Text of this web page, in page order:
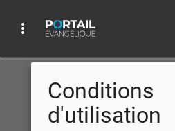
more_vert
Video Player
Conditions
d'utilisation